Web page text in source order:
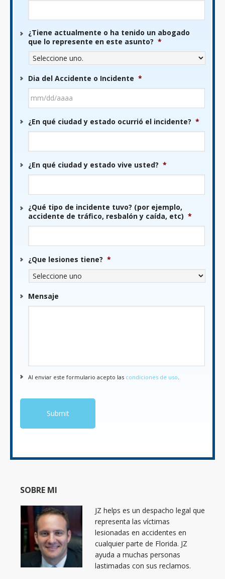
¿Tiene actualmente o ha tenido un abogado
que lo represente en este asunto? *
Dia del Accidente o Incidente *
barra
DD
¿En qué ciudad y estado ocurrió el incidente? *
¿En qué ciudad y estado vive usted? *
¿Qué tipo de incidente tuvo? (por ejemplo,
accidente de tráfico, resbalón y caída, etc) *
¿Que lesiones tiene? *
Mensaje
Al enviar este formulario acepto las condiciones de uso
SOBRE MI
JZ helps es un despacho legal que
representa las víctimas
lesionadas en accidentes en
cualquier parte de Florida. JZ
ayuda a muchas personas
lastimadas con sus reclamos.